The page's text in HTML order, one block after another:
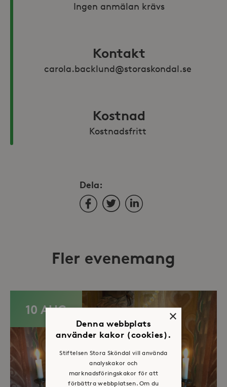
Ingen anmälan krävs
Kontakt
carola.backlund@storaskondal.se
Kostnad
Kostnadsfritt
Dela:
FacebookTwitterLinkedIn
Fler evenemang
10 AUG ×
Denna webbplats
använder kakor (cookies).
Stiftelsen Stora Sköndal vill använda
analyskakor och
marknadsföringskakor för att
förbättra webbplatsen. Om du